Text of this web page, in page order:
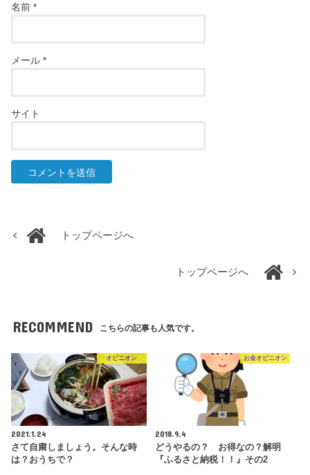
名前*
メール*
サイト
トップページへ
トップページへ
RECOMMEND こちらの記事も人気です。
オピニオン
2021.1.24
さて自粛しましょう。そんな時
は？おうちで？
お金オピニオン
2018.9.4
どうやるの？ お得なの？解明
『ふるさと納税！！』その2